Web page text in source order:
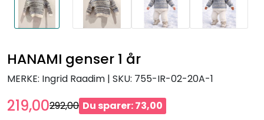
HANAMI genser 1 år
MERKE: Ingrid Raadim | SKU: 755-IR-02-20A-1
219,00292,00 Du sparer: 73,00